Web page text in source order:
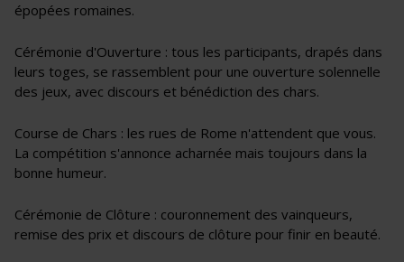
épopées romaines.
Cérémonie d'Ouverture : tous les participants, drapés dans
leurs toges, se rassemblent pour une ouverture solennelle
des jeux, avec discours et bénédiction des chars.
Course de Chars : les rues de Rome n'attendent que vous.
La compétition s'annonce acharnée mais toujours dans la
bonne humeur.
Cérémonie de Clôture : couronnement des vainqueurs,
remise des prix et discours de clôture pour finir en beauté.